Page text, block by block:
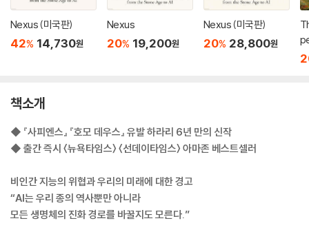
Nexus (미국판)
42% 14,730원
Nexus
20% 19,200원
Nexus (미국판)
20% 28,800원
책소개
◆ 『사피엔스』 『호모 데우스』 유발 하라리 6년 만의 신작
◆ 출간 즉시 〈뉴욕타임스〉 〈선데이타임스〉 아마존 베스트셀러
비인간 지능의 위협과 우리의 미래에 대한 경고
“AI는 우리 종의 역사뿐만 아니라
모든 생명체의 진화 경로를 바꿀지도 모른다.”